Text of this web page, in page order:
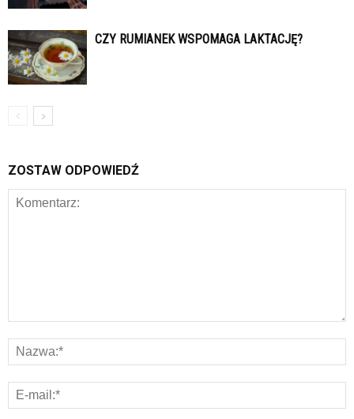
CZY RUMIANEK WSPOMAGA LAKTACJĘ?
ZOSTAW ODPOWIEDŹ